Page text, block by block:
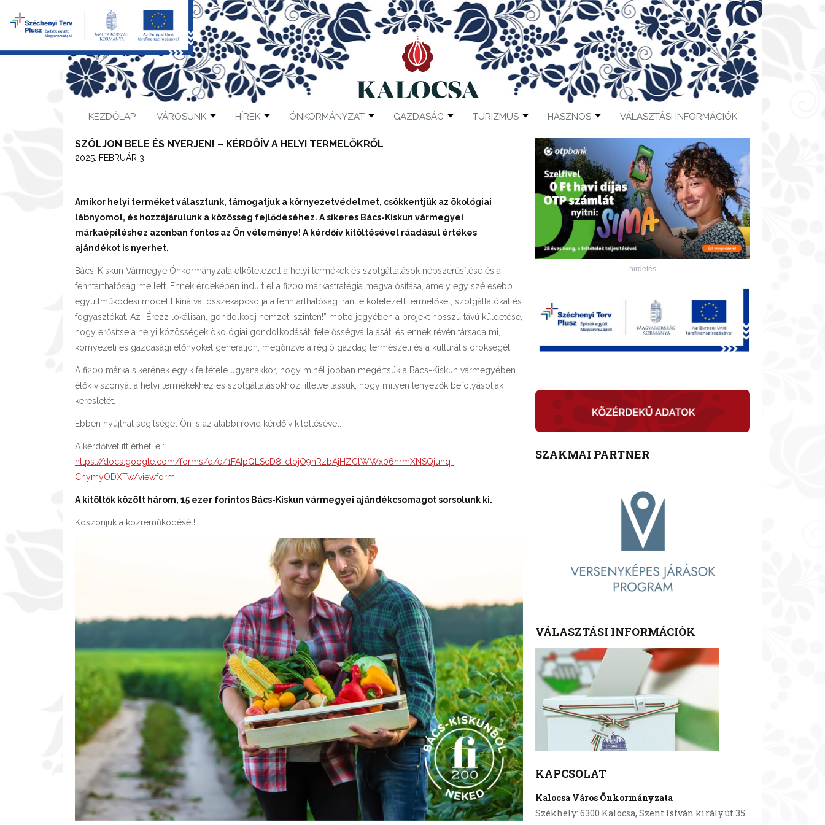
KEZDŐLAP VÁROSUNK HÍREK ÖNKORMÁNYZAT GAZDASÁG TURIZMUS HASZNOS VÁLASZTÁSI INFORMÁCIÓK
SZÓLJON BELE ÉS NYERJEN! – KÉRDŐÍV A HELYI TERMELŐKRŐL
2025. FEBRUÁR 3.
Amikor helyi terméket választunk, támogatjuk a környezetvédelmet, csökkentjük az ökológiai
lábnyomot, és hozzájárulunk a közösség fejlődéséhez. A sikeres Bács-Kiskun vármegyei
márkaépítéshez azonban fontos az Ön véleménye! A kérdőív kitöltésével ráadásul értékes
ajándékot is nyerhet.
Bács-Kiskun Vármegye Önkormányzata elkötelezett a helyi termékek és szolgáltatások népszerűsítése és a
fenntarthatóság mellett. Ennek érdekében indult el a fi200 márkastratégia megvalósítása, amely egy szélesebb
együttműködési modellt kínálva, összekapcsolja a fenntarthatóság iránt elkötelezett termelőket, szolgáltatókat és
fogyasztókat. Az „Érezz lokálisan, gondolkodj nemzeti szinten!” mottó jegyében a projekt hosszú távú küldetése,
hogy erősítse a helyi közösségek ökológiai gondolkodását, felelősségvállalását, és ennek révén társadalmi,
környezeti és gazdasági előnyöket generáljon, megőrizve a régió gazdag természeti és a kulturális örökségét.
A fi200 márka sikerének egyik feltétele ugyanakkor, hogy minél jobban megértsük a Bács-Kiskun vármegyében
élők viszonyát a helyi termékekhez és szolgáltatásokhoz, illetve lássuk, hogy milyen tényezők befolyásolják
keresletét.
Ebben nyújthat segítséget Ön is az alábbi rövid kérdőív kitöltésével.
A kérdőívet itt érheti el:
https://docs.google.com/forms/d/e/1FAIpQLScD8IictbjO9hRzbAjHZClWWx06hrmXNSQjuhq-
ChymyODXTw/viewform
A kitöltők között három, 15 ezer forintos Bács-Kiskun vármegyei ajándékcsomagot sorsolunk ki.
Köszönjük a közreműködését!
hirdetés
SZAKMAI PARTNER
VÁLASZTÁSI INFORMÁCIÓK
KAPCSOLAT
Kalocsa Város Önkormányzata
Székhely: 6300 Kalocsa, Szent István király út 35.